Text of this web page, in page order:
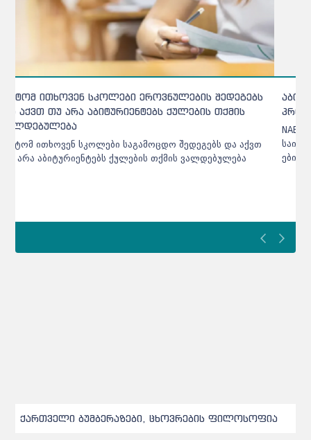
აბიტურიენტთა ცნობარში ცვლილებებია - რომელ
პროგრამას გაუუქმდა აკრედიტაცია
NAEC აბიტურიენტთა ცნობარში შეტანილ ცვლილებებს
საიტზე აღარ აქვეყნებს - აბიტურიენტებს მხოლოდ SMS-
ები ეგზავნებათ
ქართველი ბუმბერაზები, ცხოვრების ფილოსოფია